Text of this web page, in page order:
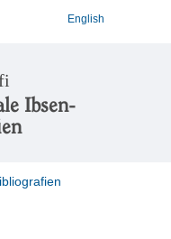
English
Ibsen-